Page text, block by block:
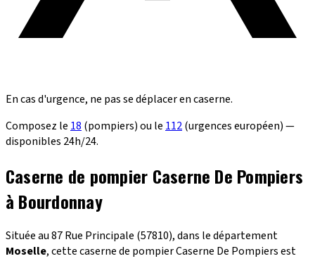
En cas d'urgence, ne pas se déplacer en caserne.
Composez le 18 (pompiers) ou le 112(urgences européen) —
disponibles 24h/24.
Caserne de pompier Caserne De Pompiers
à Bourdonnay
Située au 87 Rue Principale (57810), dans le département
Moselle, cette caserne de pompier Caserne De Pompiers est